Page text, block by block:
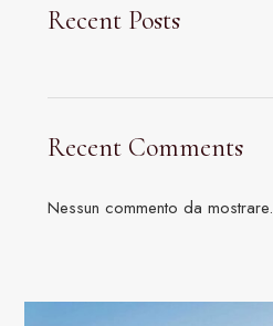
Recent Posts
Recent Comments
Nessun commento da mostrare.